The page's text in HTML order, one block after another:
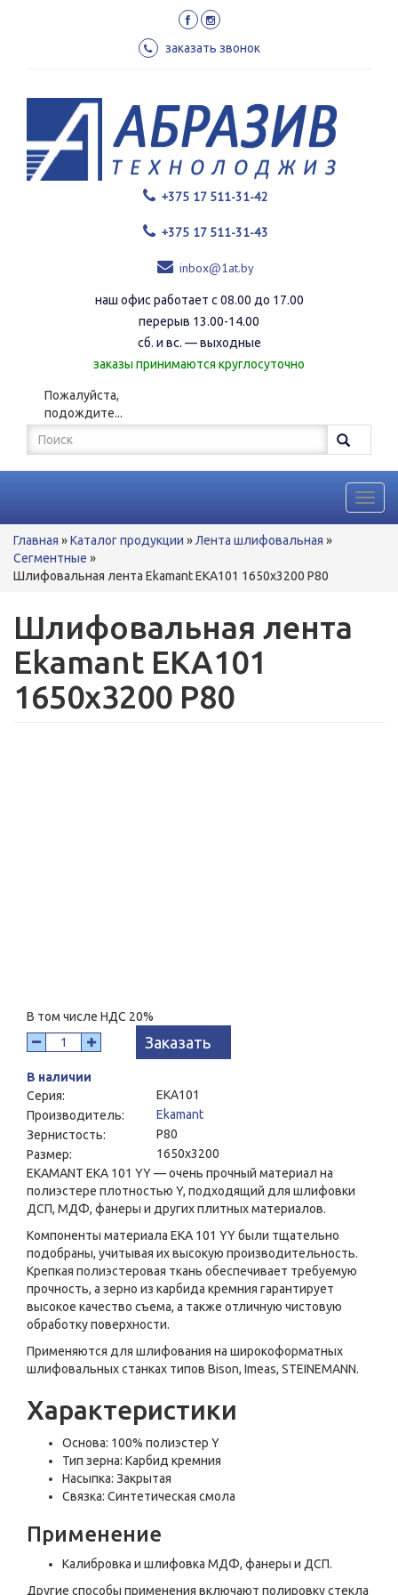
заказать звонок
+375 17 511-31-42
+375 17 511-31-43
inbox@1at.by
наш офис работает с 08.00 до 17.00
перерыв 13.00-14.00
сб. и вс. — выходные
заказы принимаются круглосуточно
Пожалуйста,
подождите...
Форма
поиска
Поиск
Вы
здесь
Главная »Каталог продукции »Лента шлифовальная »
Сегментные »
Шлифовальная лента Ekamant EKA101 1650x3200 P80
Шлифовальная лента
Ekamant EKA101
1650x3200 P80
В том числе НДС 20%
Заказать
В наличии
Серия:
EKA101
Производитель:
Ekamant
Зернистость:
P80
Размер:
1650x3200
EKAMANT ЕКА 101 YY — очень прочный материал на
полиэстере плотностью Y, подходящий для шлифовки
ДСП, МДФ, фанеры и других плитных материалов.
Компоненты материала ЕКА 101 YY были тщательно
подобраны, учитывая их высокую производительность.
Крепкая полиэстеровая ткань обеспечивает требуемую
прочность, а зерно из карбида кремния гарантирует
высокое качество съема, а также отличную чистовую
обработку поверхности.
Применяются для шлифования на широкоформатных
шлифовальных станках типов Bison, Imeas, STEINEMANN.
Характеристики
Основа: 100% полиэстер Y
Тип зерна: Карбид кремния
Насыпка: Закрытая
Связка: Синтетическая смола
Применение
Калибровка и шлифовка МДФ, фанеры и ДСП.
Другие способы применения включают полировку стекла